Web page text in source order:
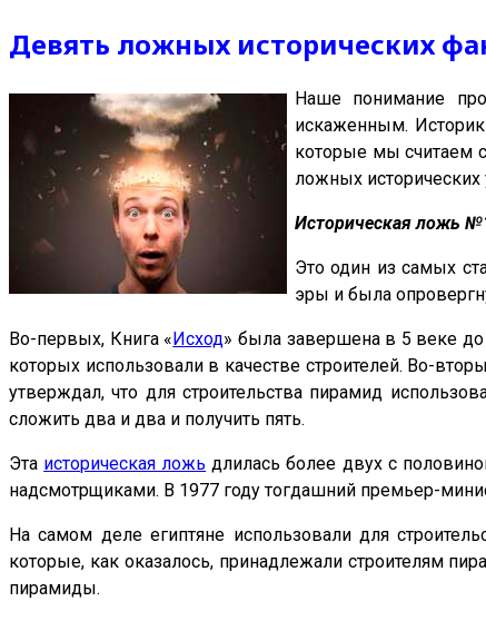
Девять ложных исторических
Наше понимание
искаженным.
которые мы считаем
ложных
Историческая ложь
Это один из самых
эры и была
Во-первых, Книга « Исход» была завершена в 5 веке до
которых использовали в качестве строителей. Во-
утверждал, что для строительства пирамид
сложить два и два и получить пять.
Эта историческая ложь длилась более двух с
надсмотрщиками. В 1977 году тогдашний премьер-
На самом деле египтяне использовали для
которые, как оказалось, принадлежали строителям
пирамиды.